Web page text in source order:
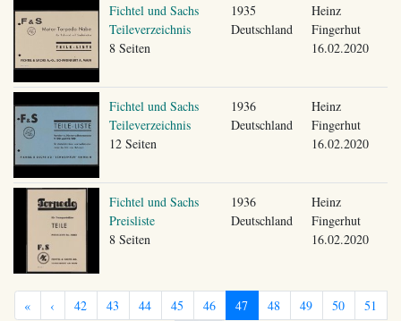
Fichtel und Sachs
Teileverzeichnis
8 Seiten
1935
Deutschland
Heinz
Fingerhut
16.02.2020
Fichtel und Sachs
Teileverzeichnis
12 Seiten
1936
Deutschland
Heinz
Fingerhut
16.02.2020
Fichtel und Sachs
Preisliste
8 Seiten
1936
Deutschland
Heinz
Fingerhut
16.02.2020
« ‹ 42 43 44 45 46 47 48 49 50 51